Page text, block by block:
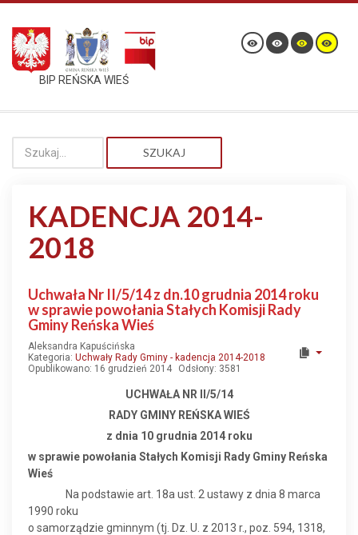
BIP REŃSKA WIEŚ
SZUKAJ
KADENCJA 2014-
2018
Uchwała Nr II/5/14 z dn.10 grudnia 2014 roku
w sprawie powołania Stałych Komisji Rady
Gminy Reńska Wieś
Aleksandra Kapuścińska
Kategoria: Uchwały Rady Gminy - kadencja 2014-2018
Opublikowano: 16 grudzień 2014
Odsłony: 3581
UCHWAŁA NR II/5/14
RADY GMINY REŃSKA WIEŚ
z dnia 10 grudnia 2014 roku
w sprawie powołania Stałych Komisji Rady Gminy Reńska
Wieś
Na podstawie art. 18a ust. 2 ustawy z dnia 8 marca
1990 roku
o samorządzie gminnym (tj. Dz. U. z 2013 r., poz. 594, 1318,